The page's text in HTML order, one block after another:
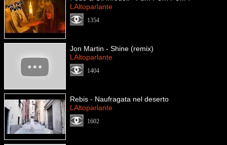
LAltoparlante
1354
Jon Martin - Shine (remix)
LAltoparlante
1404
Rebis - Naufragata nel deserto
LAltoparlante
1602